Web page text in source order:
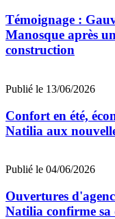
Témoignage :
Manosque après
construction
Publié le 13/06/2026
Confort en été,
Natilia aux
Publié le 04/06/2026
Ouvertures
Natilia confirme sa